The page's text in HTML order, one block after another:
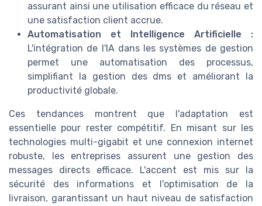
assurant ainsi une utilisation efficace du réseau et
une satisfaction client accrue.
Automatisation et Intelligence Artificielle :
L'intégration de l'IA dans les systèmes de gestion
permet une automatisation des processus,
simplifiant la gestion des dms et améliorant la
productivité globale.
Ces tendances montrent que l'adaptation est
essentielle pour rester compétitif. En misant sur les
technologies multi-gigabit et une connexion internet
robuste, les entreprises assurent une gestion des
messages directs efficace. L'accent est mis sur la
sécurité des informations et l'optimisation de la
livraison, garantissant un haut niveau de satisfaction